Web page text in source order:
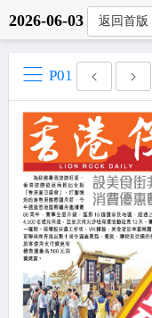
2026-06-03 返回首版
P01
點擊複製